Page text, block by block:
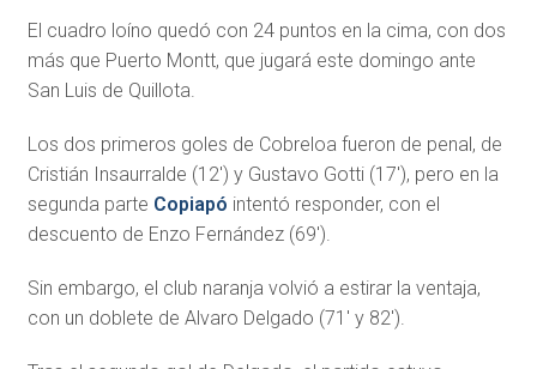
El cuadro loíno quedó con 24 puntos en la cima, con dos
más que Puerto Montt, que jugará este domingo ante
San Luis de Quillota.
Los dos primeros goles de Cobreloa fueron de penal, de
Cristián Insaurralde (12′) y Gustavo Gotti (17′), pero en la
segunda parte Copiapó intentó responder, con el
descuento de Enzo Fernández (69′).
Sin embargo, el club naranja volvió a estirar la ventaja,
con un doblete de Alvaro Delgado (71′ y 82′).